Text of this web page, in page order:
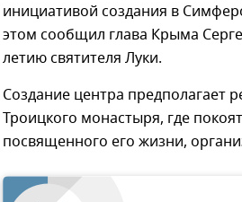
инициативой создания в
этом сообщил глава Крыма
летию святителя Луки.
Создание центра предполагает
Троицкого монастыря, где
посвященного его жизни,